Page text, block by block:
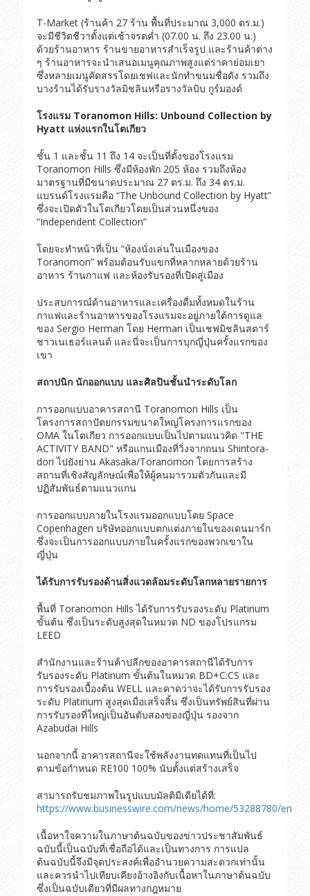
T-Market (ร้านค้า 27 ร้าน พื้นที่ประมาณ 3,000 ตร.ม.)
จะมีชีวิตชีวาตั้งแต่เช้าจรดค่ำ (07.00 น. ถึง 23.00 น.)
ด้วยร้านอาหาร ร้านขายอาหารสำเร็จรูป และร้านค้าต่าง
ๆ ร้านอาหารจะนำเสนอเมนูคุณภาพสูงแต่ราคาย่อมเยา
ซึ่งหลายเมนูคัดสรรโดยเชฟและนักทำขนมชื่อดัง รวมถึง
บางร้านได้รับรางวัลมิชลินหรือรางวัลบิบ กูร์มองด์
โรงแรมToranomon Hills: Unbound Collection by
Hyatt แห่งแรกในโตเกียว
ชั้น 1 และชั้น 11 ถึง 14 จะเป็นที่ตั้งของโรงแรม
Toranomon Hills ซึ่งมีห้องพัก 205 ห้อง รวมถึงห้อง
มาตรฐานที่มีขนาดประมาณ 27 ตร.ม. ถึง 34 ตร.ม.
แบรนด์โรงแรมคือ “The Unbound Collection by Hyatt”
ซึ่งจะเปิดตัวในโตเกียวโดยเป็นส่วนหนึ่งของ
“Independent Collection”
โดยจะทำหน้าที่เป็น “ห้องนั่งเล่นในเมืองของ
Toranomon” พร้อมต้อนรับแขกที่หลากหลายด้วยร้าน
อาหาร ร้านกาแฟ และห้องรับรองที่เปิดสู่เมือง
ประสบการณ์ด้านอาหารและเครื่องดื่มทั้งหมดในร้าน
กาแฟและร้านอาหารของโรงแรมจะอยู่ภายใต้การดูแล
ของ Sergio Herman โดย Herman เป็นเชฟมิชลินสตาร์
ชาวเนเธอร์แลนด์ และนี่จะเป็นการบุกญี่ปุ่นครั้งแรกของ
เขา
สถาปนิก นักออกแบบ และศิลปินชั้นนำระดับโลก
การออกแบบอาคารสถานี Toranomon Hills เป็น
โครงการสถาปัตยกรรมขนาดใหญ่โครงการแรกของ
OMA ในโตเกียว การออกแบบเป็นไปตามแนวคิด "THE
ACTIVITY BAND" หรือแกนเมืองที่วิ่งจากถนน Shintora-
dori ไปยังย่าน Akasaka/Toranomon โดยการสร้าง
สถานที่เชิงสัญลักษณ์เพื่อให้ผู้คนมารวมตัวกันและมี
ปฏิสัมพันธ์ตามแนวแกน
การออกแบบภายในโรงแรมออกแบบโดย Space
Copenhagen บริษัทออกแบบตกแต่งภายในของเดนมาร์ก
ซึ่งจะเป็นการออกแบบภายในครั้งแรกของพวกเขาใน
ญี่ปุ่น
ได้รับการรับรองด้านสิ่งแวดล้อมระดับโลกหลายรายการ
พื้นที่ Toranomon Hills ได้รับการรับรองระดับ Platinum
ขั้นต้น ซึ่งเป็นระดับสูงสุดในหมวด ND ของโปรแกรม
LEED
สำนักงานและร้านค้าปลีกของอาคารสถานีได้รับการ
รับรองระดับ Platinum ขั้นต้นในหมวด BD+C:CS และ
การรับรองเบื้องต้น WELL และคาดว่าจะได้รับการรับรอง
ระดับ Platinum สูงสุดเมื่อเสร็จสิ้น ซึ่งเป็นทรัพย์สินที่ผ่าน
การรับรองที่ใหญ่เป็นอันดับสองของญี่ปุ่น รองจาก
Azabudai Hills
นอกจากนี้ อาคารสถานีจะใช้พลังงานทดแทนที่เป็นไป
ตามข้อกำหนด RE100 100% นับตั้งแต่สร้างเสร็จ
สามารถรับชมภาพในรูปแบบมัลติมีเดียได้ที่:
https://www.businesswire.com/news/home/53288780/en
เนื้อหาใจความในภาษาต้นฉบับของข่าวประชาสัมพันธ์
ฉบับนี้เป็นฉบับที่เชื่อถือได้และเป็นทางการ การแปล
ต้นฉบับนี้จึงมีจุดประสงค์เพื่ออำนวยความสะดวกเท่านั้น
และควรนำไปเทียบเคียงอ้างอิงกับเนื้อหาในภาษาต้นฉบับ
ซึ่งเป็นฉบับเดียวที่มีผลทางกฎหมาย